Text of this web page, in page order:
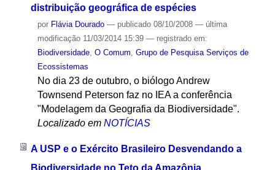
distribuição geográfica de espécies
por Flávia Dourado — publicado08/10/2008 — última
modificação11/03/2014 15:39 — registrado em:
Biodiversidade, O Comum Grupo de Pesquisa Serviços de
Ecossistemas
No dia 23 de outubro, o biólogo Andrew
Townsend Peterson faz no IEA a conferência
"Modelagem da Geografia da Biodiversidade".
Localizado em NOTÍCIAS
A USP e o Exército Brasileiro Desvendando a